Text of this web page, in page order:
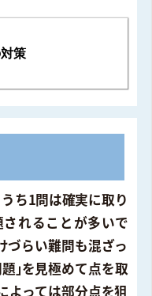
策
ち1問は確実に取り
れることが多いで
づらい難問も混ざっ
｣を見極めて点を取
よっては部分点を狙